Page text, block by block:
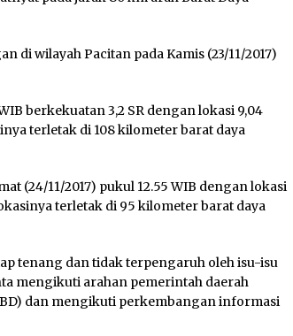
di wilayah Pacitan pada Kamis (23/11/2017)
berkekuatan 3,2 SR dengan lokasi 9,04
terletak di 108 kilometer barat daya
(24/11/2017) pukul 12.55 WIB dengan lokasi
terletak di 95 kilometer barat daya
tenang dan tidak terpengaruh oleh isu-isu
mengikuti arahan pemerintah daerah
dan mengikuti perkembangan informasi